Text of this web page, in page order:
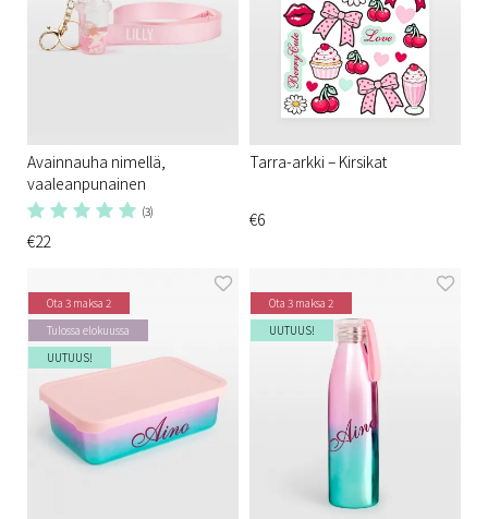
Avainnauha nimellä,
vaaleanpunainen
(3)
€22
Tarra-arkki – Kirsikat
€6
Ota 3 maksa 2
Tulossa elokuussa
UUTUUS!
Ota 3 maksa 2
UUTUUS!